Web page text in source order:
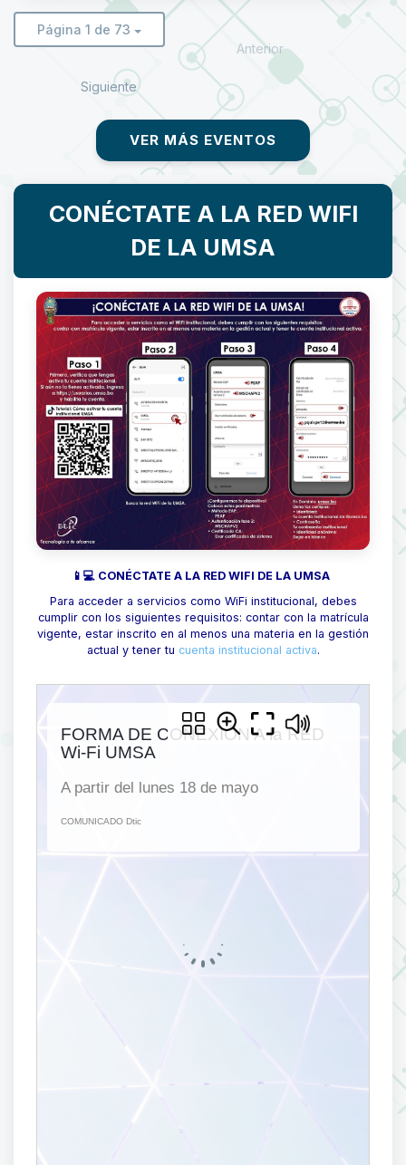
Página 1 de 73
Anterior
Siguiente
VER MÁS EVENTOS
CONÉCTATE A LA RED WIFI
DE LA UMSA
📱💻 CONÉCTATE A LA RED WIFI DE LA UMSA
Para acceder a servicios como WiFi institucional, debes
cumplir con los siguientes requisitos: contar con la matrícula
vigente, estar inscrito en al menos una materia en la gestión
actual y tener tu cuenta institucional activa.